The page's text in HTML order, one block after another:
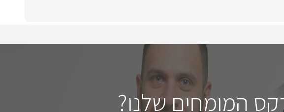
המומחים שלנו?